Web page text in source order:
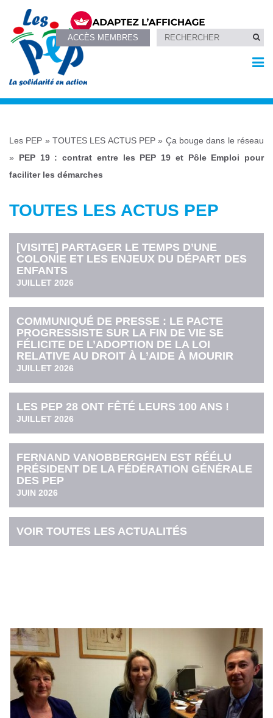
ACCÈS MEMBRES
Les PEP »TOUTES LES ACTUS PEP » Ça bouge dans le réseau
» PEP 19 : contrat entre les PEP 19 et Pôle Emploi pour
faciliter les démarches
TOUTES LES ACTUS PEP
[VISITE] PARTAGER LE TEMPS D’UNE
COLONIE ET LES ENJEUX DU DÉPART DES
ENFANTS
JUILLET 2026
COMMUNIQUÉ DE PRESSE : LE PACTE
PROGRESSISTE SUR LA FIN DE VIE SE
FÉLICITE DE L’ADOPTION DE LA LOI
RELATIVE AU DROIT À L’AIDE À MOURIR
JUILLET 2026
LES PEP 28 ONT FÊTÉ LEURS 100 ANS !
JUILLET 2026
FERNAND VANOBBERGHEN EST RÉÉLU
PRÉSIDENT DE LA FÉDÉRATION GÉNÉRALE
DES PEP
JUIN 2026
VOIR TOUTES LES ACTUALITÉS